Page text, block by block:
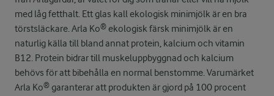
med låg fetthalt. Ett glas kall ekologisk minimjölk är en bra
törstsläckare. Arla Ko® ekologisk färsk minimjölk är en
naturlig källa till bland annat protein, kalcium och vitamin
B12. Protein bidrar till muskeluppbyggnad och kalcium
behövs för att bibehålla en normal benstomme. Varumärket
Arla Ko® garanterar att produkten är gjord på 100 procent